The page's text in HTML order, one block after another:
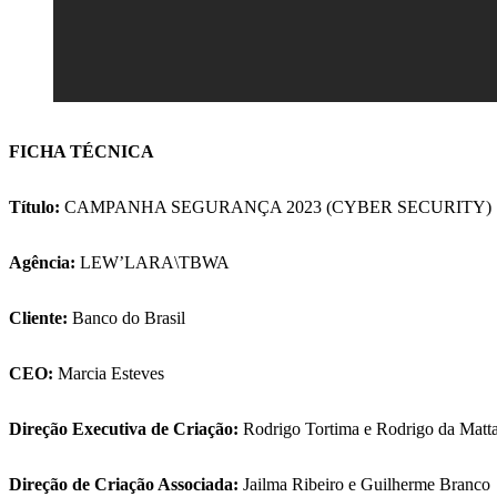
FICHA TÉCNICA
Título: CAMPANHA SEGURANÇA 2023 (CYBER
Agência: LEW’LARA\TBWA
Cliente: Banco do Brasil
CEO: Marcia Esteves
Direção Executiva de Criação: Rodrigo Tortima e Rodrigo da
Direção de Criação Associada: Jailma Ribeiro e Guilherme